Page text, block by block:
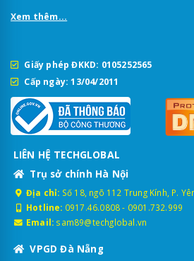
Xem thêm...
Giấy phép ĐKKD: 0105252565
Cấp ngày: 13/04/2011
LIÊN HỆ TECHGLOBAL
Trụ sở chính Hà Nội
Địa chỉ: Số 18, ngõ 112 Trung Kính, P.
Hotline: 0917.46.0808- 0901.732.999
Email: sam89@techglobal.vn
VPGD Đà Nẵng